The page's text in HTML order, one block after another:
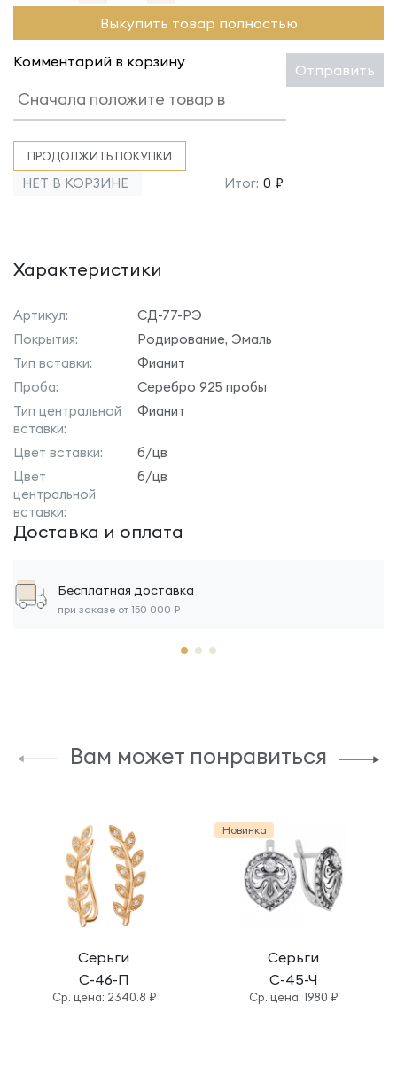
Выкупить товар полностью
Комментарий в корзину Отправить
ПРОДОЛЖИТЬ ПОКУПКИ
НЕТ В КОРЗИНЕ Итог: 0 ₽
Характеристики
Артикул:
СД-77-РЭ
Покрытия:
Родирование, Эмаль
Тип вставки:
Фианит
Проба:
Серебро 925 пробы
Тип центральной
вставки:
Фианит
Цвет вставки:
б/цв
Цвет
центральной
вставки:
б/цв
Доставка и оплата
Бесплатная доставка
при заказе от 150 000 ₽
Вам может понравиться
Серьги
С-46-П
Cр. цена: 2340.8 ₽
Новинка
Серьги
С-45-Ч
Cр. цена: 1980 ₽